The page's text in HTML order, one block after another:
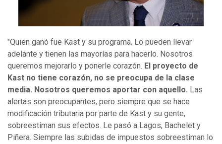
"Quien ganó fue Kast y su programa. Lo pueden llevar
adelante y tienen las mayorías para hacerlo. Nosotros
queremos mejorarlo y ponerle corazón. El proyecto de
Kast no tiene corazón, no se preocupa de la clase
media. Nosotros queremos aportar con aquello. Las
alertas son preocupantes, pero siempre que se hace
modificación tributaria por parte de Kast y su gente,
sobreestiman sus efectos. Le pasó a Lagos, Bachelet y
Piñera. Siempre las subidas de impuestos sobreestiman lo